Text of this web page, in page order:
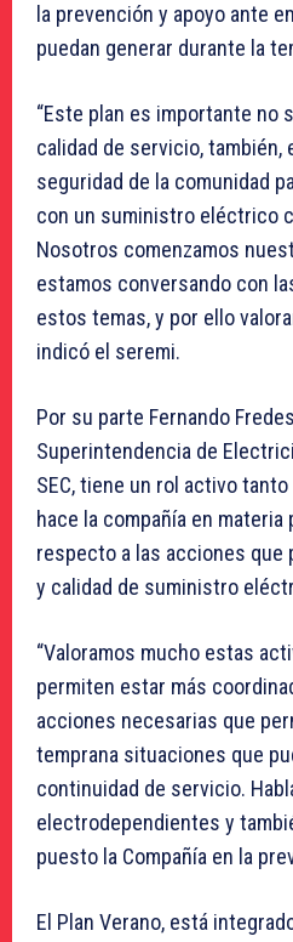
la prevención y apoyo ante
puedan generar durante la
“Este plan es importante no
calidad de servicio, también,
seguridad de la comunidad
con un suministro eléctrico
Nosotros comenzamos
estamos conversando con
estos temas, y por ello
indicó el seremi.
Por su parte Fernando
Superintendencia de
SEC, tiene un rol activo
hace la compañía en
respecto a las acciones que
y calidad de suministro
“Valoramos mucho estas
permiten estar más
acciones necesarias que
temprana situaciones que
continuidad de servicio.
electrodependientes y
puesto la Compañía en la
El Plan Verano, está